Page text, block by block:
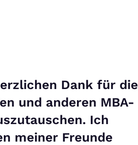
Dank für die
und anderen MBA-
Ich
meiner Freunde